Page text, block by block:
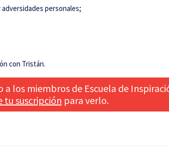
personales;
con Tristán.
los miembros de Escuela de
tu suscripción para verlo.